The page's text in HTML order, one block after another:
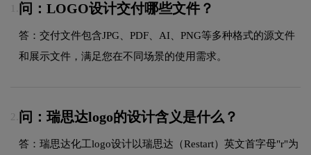
问：LOGO设计交付哪些文件？
答：交付文件包含JPG、PDF、AI、PNG等多种格式的源文件
和展示文件，满足您在不同场景的使用需求。
2. 问：瑞思达logo的设计含义是什么？
答：瑞思达化工logo设计以瑞思达（Restart）英文首字母"r"为